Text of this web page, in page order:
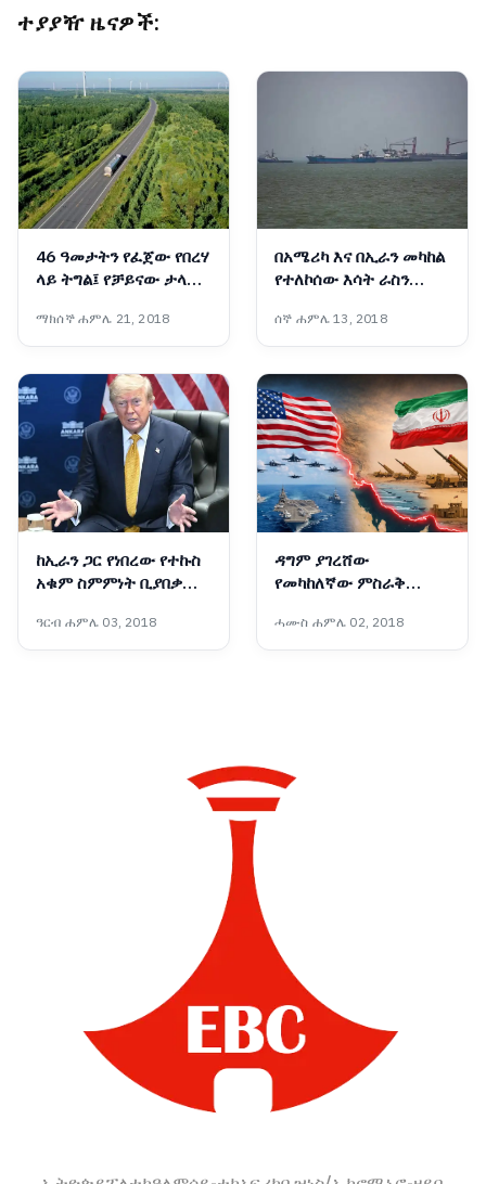
ተያያዥ ዜናዎች:
46 ዓመታትን የፈጀው የበረሃ
ላይ ትግል፤ የቻይናው ታላቁ
ስኬት
ማክሰኞ ሐምሌ 21, 2018
በአሜሪካ እና በኢራን መካከል
የተለኮሰው እሳት ራስን
ዓለም አቀፍ ተቋማት ጠየቁ
ሰኞ ሐምሌ 13, 2018
ከኢራን ጋር የነበረው የተኩስ
አቁም ስምምነት ቢያበቃም
ትወያያለች፦ ፕሬዝዳንት
ትራምፕ
ዓርብ ሐምሌ 03, 2018
ዳግም ያገረሸው
የመካከለኛው ምስራቅ
ሓሙስ ሐምሌ 02, 2018